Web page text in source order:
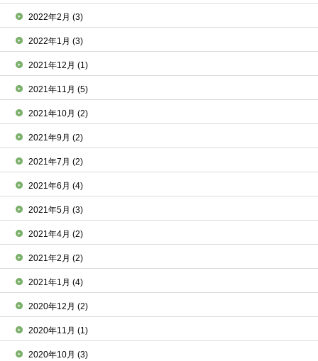
2022年2月(3)
2022年1月(3)
2021年12月(1)
2021年11月(5)
2021年10月(2)
2021年9月(2)
2021年7月(2)
2021年6月(4)
2021年5月(3)
2021年4月(2)
2021年2月(2)
2021年1月(4)
2020年12月(2)
2020年11月(1)
2020年10月(3)